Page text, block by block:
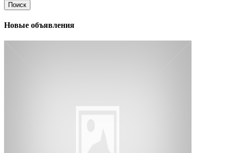
Поиск
Новые объявления